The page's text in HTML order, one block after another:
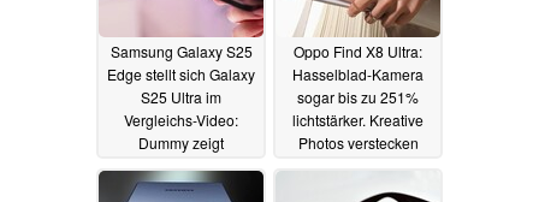
Samsung Galaxy S25
Edge stellt sich Galaxy
S25 Ultra im
Vergleichs-Video:
Dummy zeigt
im Detail26.03.2025
Oppo Find X8 Ultra:
Hasselblad-Kamera
sogar bis zu 251%
lichtstärker. Kreative
Photos verstecken
26.03.2025